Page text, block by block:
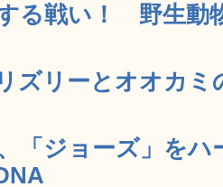
る戦い！ 野生動
ズリーとオオカ
「ジョーズ」を